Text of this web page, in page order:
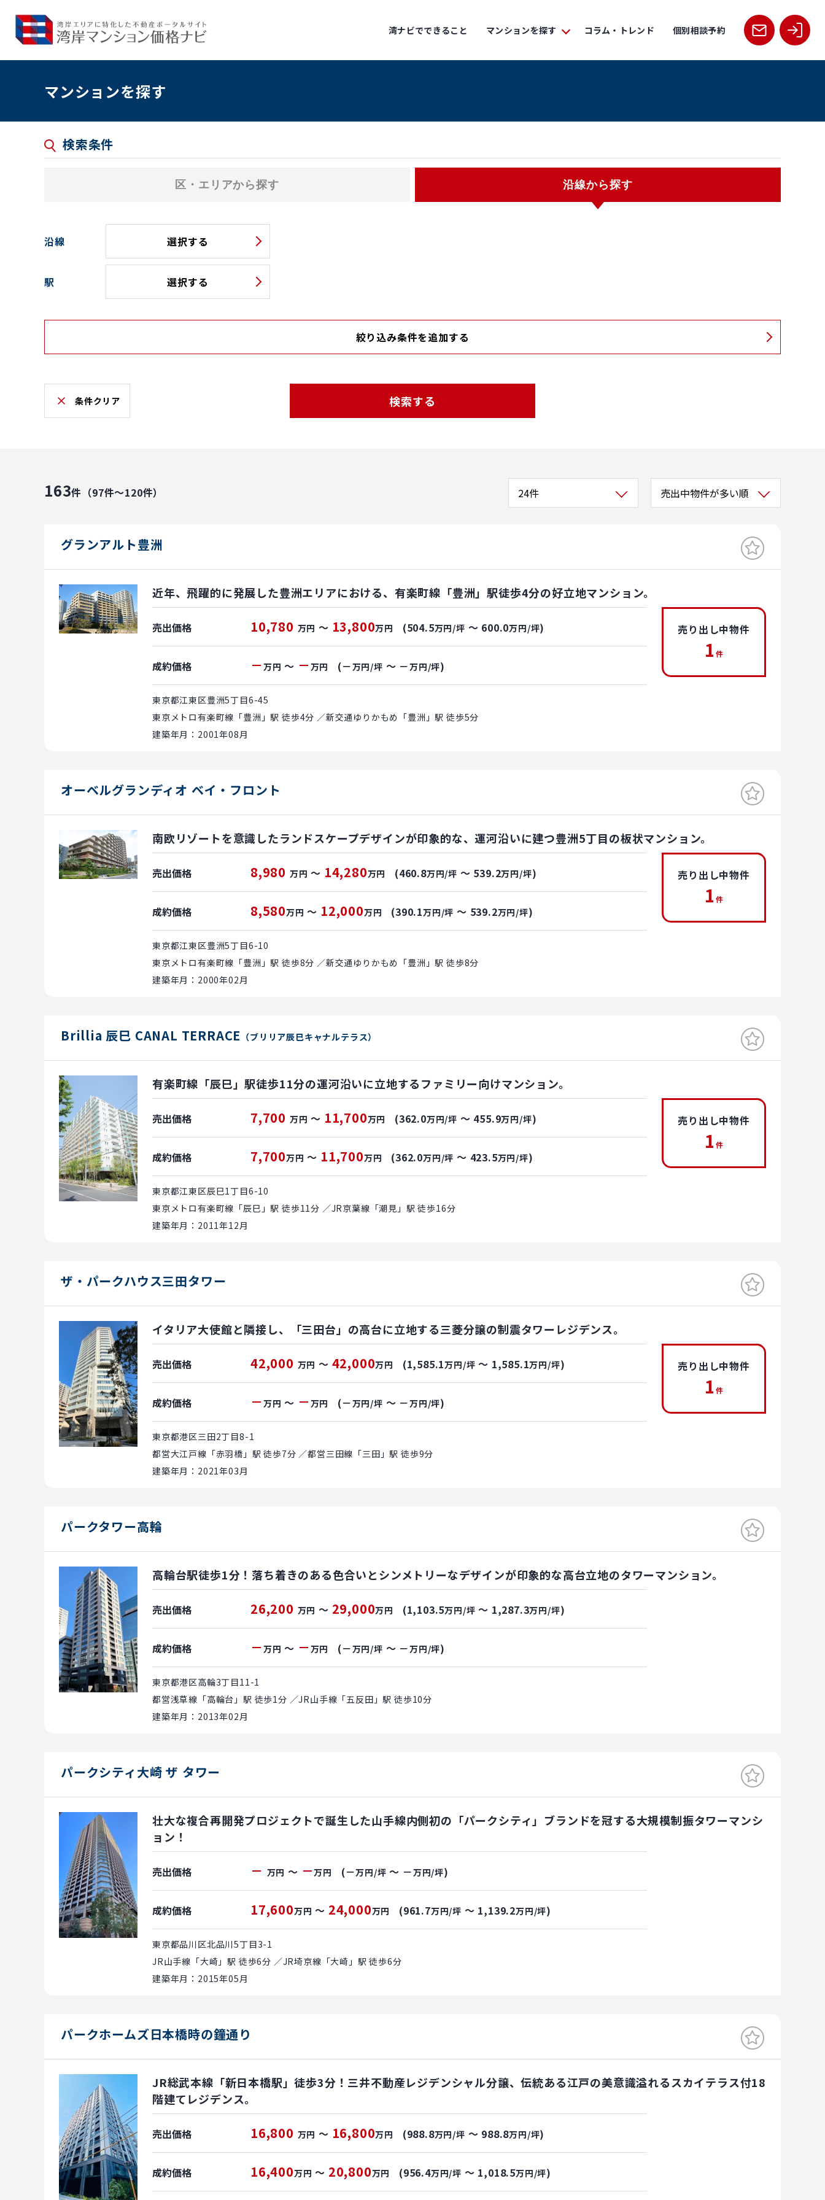
湾ナビでできること マンションを探す コラム・トレンド 個別相談予約
マンションを探す
検索条件
区・エリアから探す 沿線から探す
沿線 選択する
駅 選択する
絞り込み条件を追加する
条件クリア 検索する
163件（97件～120件）
グランアルト豊洲
近年、飛躍的に発展した豊洲エリアにおける、有楽町線「豊洲」駅徒歩4分の好立地マンション。
売出価格 10,780 万円 ～ 13,800万円 (504.5万円/坪 ～ 600.0万円/坪)
成約価格 －万円 ～ －万円 (－万円/坪 ～ －万円/坪)
売り出し中物件
1 件
東京都江東区豊洲5丁目6-45
東京メトロ有楽町線「豊洲」駅 徒歩4分 ／新交通ゆりかもめ「豊洲」駅 徒歩5分
建築年月：2001年08月
オーベルグランディオ ベイ・フロント
南欧リゾートを意識したランドスケープデザインが印象的な、運河沿いに建つ豊洲5丁目の板状マンション。
売出価格 8,980 万円 ～ 14,280万円 (460.8万円/坪 ～ 539.2万円/坪)
成約価格 8,580万円 ～ 12,000万円 (390.1万円/坪 ～ 539.2万円/坪)
売り出し中物件
1 件
東京都江東区豊洲5丁目6-10
東京メトロ有楽町線「豊洲」駅 徒歩8分 ／新交通ゆりかもめ「豊洲」駅 徒歩8分
建築年月：2000年02月
Brillia 辰巳 CANAL TERRACE （ブリリア辰巳キャナルテラス）
有楽町線「辰巳」駅徒歩11分の運河沿いに立地するファミリー向けマンション。
売出価格 7,700 万円 ～ 11,700万円 (362.0万円/坪 ～ 455.9万円/坪)
成約価格 7,700万円 ～ 11,700万円 (362.0万円/坪 ～ 423.5万円/坪)
売り出し中物件
1 件
東京都江東区辰巳1丁目6-10
東京メトロ有楽町線「辰巳」駅 徒歩11分 ／JR京葉線「潮見」駅 徒歩16分
建築年月：2011年12月
ザ・パークハウス三田タワー
イタリア大使館と隣接し、「三田台」の高台に立地する三菱分譲の制震タワーレジデンス。
売出価格 42,000 万円 ～ 42,000万円 (1,585.1万円/坪 ～ 1,585.1万円/坪)
成約価格 －万円 ～ －万円 (－万円/坪 ～ －万円/坪)
売り出し中物件
1 件
東京都港区三田2丁目8-1
都営大江戸線「赤羽橋」駅 徒歩7分 ／都営三田線「三田」駅 徒歩9分
建築年月：2021年03月
パークタワー高輪
高輪台駅徒歩1分！落ち着きのある色合いとシンメトリーなデザインが印象的な高台立地のタワーマンション。
売出価格 26,200 万円 ～ 29,000万円 (1,103.5万円/坪 ～ 1,287.3万円/坪)
成約価格 －万円 ～ －万円 (－万円/坪 ～ －万円/坪)
東京都港区高輪3丁目11-1
都営浅草線「高輪台」駅 徒歩1分 ／JR山手線「五反田」駅 徒歩10分
建築年月：2013年02月
パークシティ大崎 ザ タワー
壮大な複合再開発プロジェクトで誕生した山手線内側初の「パークシティ」ブランドを冠する大規模制振タワーマンシ
ョン！
売出価格 － 万円 ～ －万円 (－万円/坪 ～ －万円/坪)
成約価格 17,600万円 ～ 24,000万円 (961.7万円/坪 ～ 1,139.2万円/坪)
東京都品川区北品川5丁目3-1
JR山手線「大崎」駅 徒歩6分 ／JR埼京線「大崎」駅 徒歩6分
建築年月：2015年05月
パークホームズ日本橋時の鐘通り
JR総武本線「新日本橋駅」徒歩3分！三井不動産レジデンシャル分譲、伝統ある江戸の美意識溢れるスカイテラス付18
階建てレジデンス。
売出価格 16,800 万円 ～ 16,800万円 (988.8万円/坪 ～ 988.8万円/坪)
成約価格 16,400万円 ～ 20,800万円 (956.4万円/坪 ～ 1,018.5万円/坪)